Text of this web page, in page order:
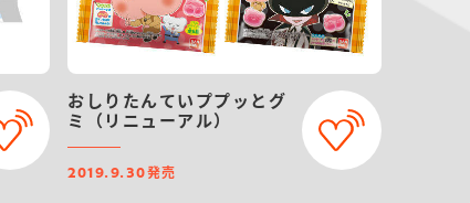
おしりたんていププッとグ
ミ（リニューアル）
2019.9.30発売